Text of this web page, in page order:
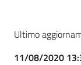
Ultimo
11/08/2020